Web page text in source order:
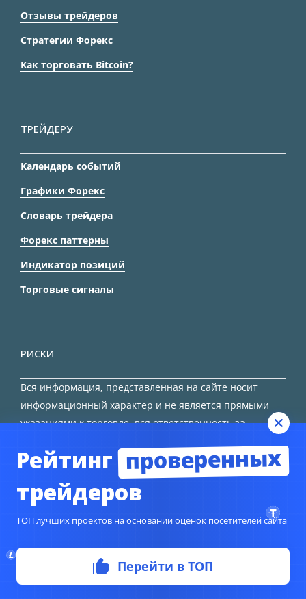
Отзывы трейдеров
Стратегии Форекс
Как торговать Bitcoin?
ТРЕЙДЕРУ
Календарь событий
Графики Форекс
Словарь трейдера
Форекс паттерны
Индикатор позиций
Торговые сигналы
РИСКИ
Вся информация, представленная на сайте носит
информационный характер и не является прямыми
указаниями к торговле, вся ответственность за
© Copyright 2024TORFOREX.COM
Рейтинг проверенных
трейдеров
ТОП лучших проектов на основании оценок посетителей сайта
Перейти в ТОП